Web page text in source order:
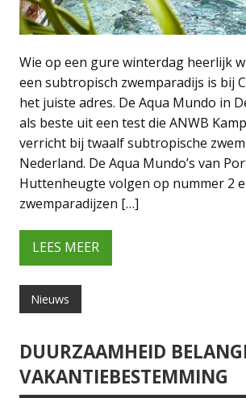
Wie op een gure winterdag heerlijk
een subtropisch zwemparadijs is bij
het juiste adres. De Aqua Mundo in
als beste uit een test die ANWB
verricht bij twaalf subtropische
Nederland. De Aqua Mundo’s van
Huttenheugte volgen op nummer 2
zwemparadijzen […]
LEES MEER
Nieuws
DUURZAAMHEID
VAKANTIEBESTEMMING